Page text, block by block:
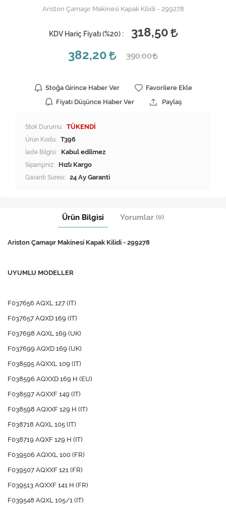
Ariston Çamaşır Makinesi Kapak Kilidi - 299278
KDV Hariç Fiyatı (%20) :
318,50
382,20
390,00
Stoğa Girince Haber Ver
Favorilere Ekle
Fiyatı Düşünce Haber Ver
Paylaş
Stok Durumu: TÜKENDİ
Ürün Kodu: T396
İade Bilgisi:
Siparişiniz: Hızlı Kargo
Garanti Süresi: 24 Ay Garanti
Ürün Bilgisi Yorumlar (0)
Ariston Çamaşır Makinesi Kapak Kilidi - 299278
UYUMLU MODELLER
F037656 AQXL 127 (IT)
F037657 AQXD 169 (IT)
F037698 AQXL 169 (UK)
F037699 AQXD 169 (UK)
F038595 AQXXL 109 (IT)
F038596 AQXXD 169 H (EU)
F038597 AQXXF 149 (IT)
F038598 AQXXF 129 H (IT)
F038718 AQXL 105 (IT)
F038719 AQXF 129 H (IT)
F039506 AQXXL 100 (FR)
F039507 AQXXF 121 (FR)
F039513 AQXXF 141 H (FR)
F039548 AQXL 105/1 (IT)